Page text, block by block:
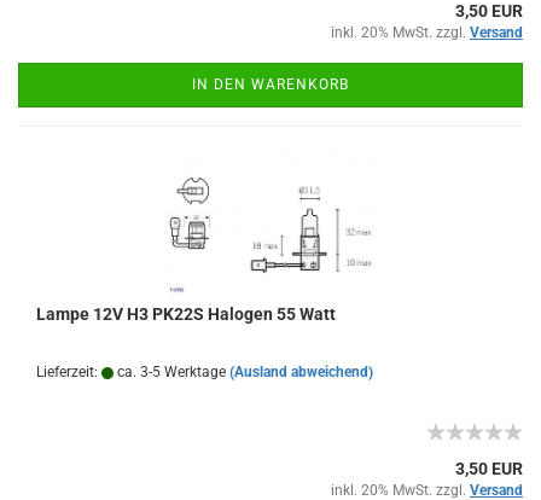
3,50 EUR
inkl. 20% MwSt. zzgl. Versand
IN DEN WARENKORB
Lampe 12V H3 PK22S Halogen 55 Watt
Lieferzeit: ca. 3-5 Werktage (Ausland abweichend)
3,50 EUR
inkl. 20% MwSt. zzgl. Versand